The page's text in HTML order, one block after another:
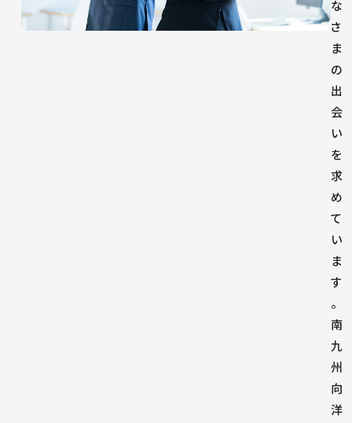
な
さ
ま
の
出
会
い
を
求
め
て
い
ま
す
。
南
九
州
向
洋